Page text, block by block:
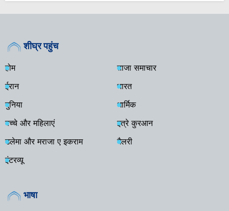
शीघ्र पहुंच
होम
ताजा समाचार
ईरान
भारत
दुनिया
धार्मिक
बच्चे और महिलाएं
इत्रे कुरआन
उलेमा और मराजा ए इकराम
गैलरी
इंटरव्यू
भाषा